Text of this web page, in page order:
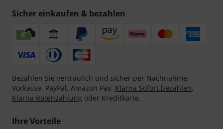
Sicher einkaufen & bezahlen
Bezahlen Sie vertraulich und sicher per Nachnahme,
Vorkasse, PayPal, Amazon Pay, Klarna Sofort bezahlen,
Klarna Ratenzahlung oder Kreditkarte.
Ihre Vorteile